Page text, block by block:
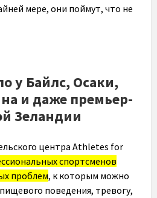
мере, они поймут, что не
у Байлс, Осаки,
и даже премьер-
Зеландии
центра Athletes for
спортсменов
проблем, к которым можно
поведения, тревогу,